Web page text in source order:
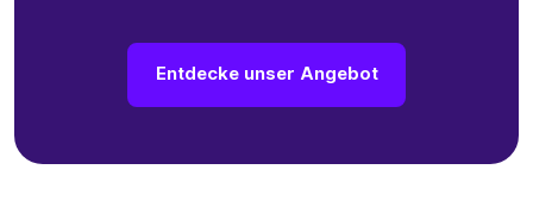
Entdecke unser Angebot